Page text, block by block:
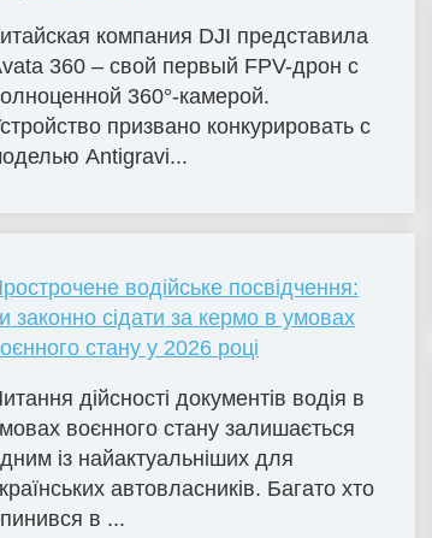
компания DJI представила
360 – свой первый FPV-дрон с
360°-камерой.
призвано конкурировать с
Antigravi...
водійське посвідчення:
законно сідати за кермо в умовах
стану у 2026 році
дійсності документів водія в
воєнного стану залишається
із найактуальніших для
автовласників. Багато хто
в ...